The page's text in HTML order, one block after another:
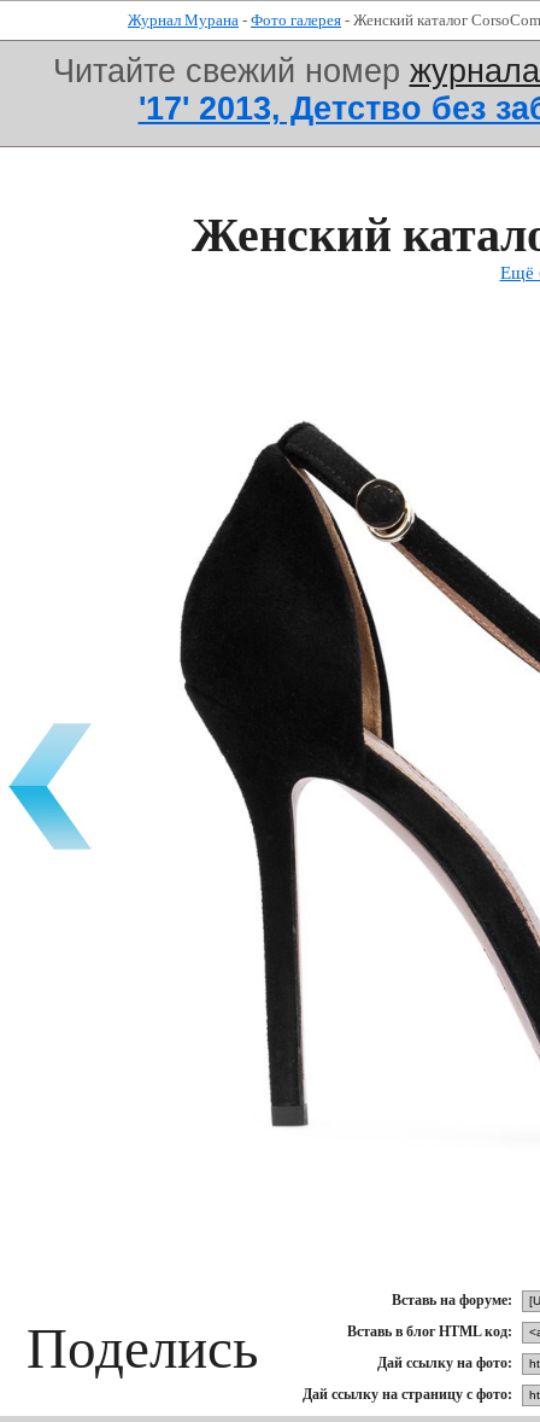
Журнал Мурана - Фото галерея - Женский каталог
Читайте свежий номер
'17' 2013, Детство без
Женский
Ещё
Поделись
Вставь на форуме:
Вставь в блог HTML код:
Дай ссылку на фото:
Дай ссылку на страницу с фото: